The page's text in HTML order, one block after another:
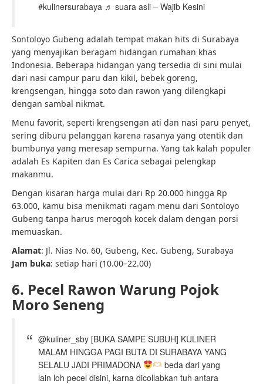
#kulinersurabaya ♬ suara asli – Wajib Kesini
Sontoloyo Gubeng adalah tempat makan hits di Surabaya
yang menyajikan beragam hidangan rumahan khas
Indonesia. Beberapa hidangan yang tersedia di sini mulai
dari nasi campur paru dan kikil, bebek goreng,
krengsengan, hingga soto dan rawon yang dilengkapi
dengan sambal nikmat.
Menu favorit, seperti krengsengan ati dan nasi paru penyet,
sering diburu pelanggan karena rasanya yang otentik dan
bumbunya yang meresap sempurna. Yang tak kalah populer
adalah Es Kapiten dan Es Carica sebagai pelengkap
makanmu.
Dengan kisaran harga mulai dari Rp 20.000 hingga Rp
63.000, kamu bisa menikmati ragam menu dari Sontoloyo
Gubeng tanpa harus merogoh kocek dalam dengan porsi
memuaskan.
Alamat: Jl. Nias No. 60, Gubeng, Kec. Gubeng, Surabaya
Jam buka: setiap hari (10.00–22.00)
6. Pecel Rawon Warung Pojok
Moro Seneng
@kuliner_sby [BUKA SAMPE SUBUH] KULINER
MALAM HINGGA PAGI BUTA DI SURABAYA YANG
SELALU JADI PRIMADONA
beda dari yang
lain loh pecel disini, karna dicollabkan tuh antara